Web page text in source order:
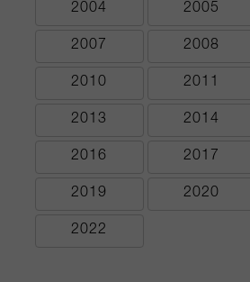
2004 2005
2007 2008
2010 2011
2013 2014
2016 2017
2019 2020
2022